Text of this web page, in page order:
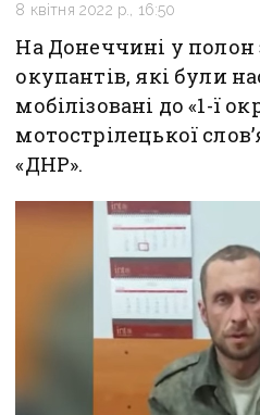
8 квітня 2022 р., 16:50
На Донеччині у полон
окупантів, які були
мобілізовані до «1-ї
мотострілецької
«ДНР».